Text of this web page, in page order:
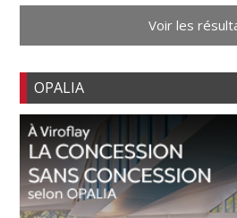
Voir les
OPALIA